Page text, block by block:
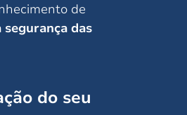
de
segurança das
do seu